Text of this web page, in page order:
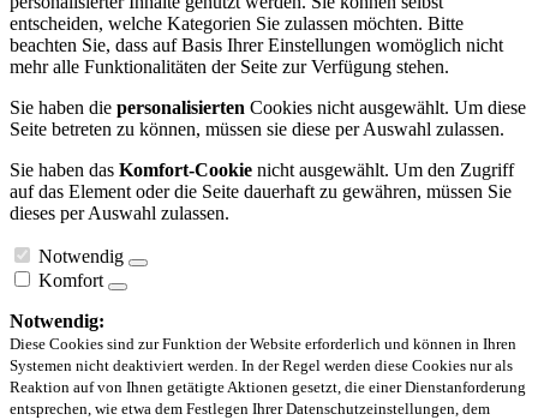
entscheiden, welche Kategorien Sie zulassen möchten. Bitte
beachten Sie, dass auf Basis Ihrer Einstellungen womöglich nicht
mehr alle Funktionalitäten der Seite zur Verfügung stehen.
Sie haben die personalisierten Cookies nicht ausgewählt. Um diese
Seite betreten zu können, müssen sie diese per Auswahl zulassen.
Sie haben das Komfort-Cookie nicht ausgewählt. Um den Zugriff
auf das Element oder die Seite dauerhaft zu gewähren, müssen Sie
dieses per Auswahl zulassen.
Notwendig
Komfort
Notwendig:
Diese Cookies sind zur Funktion der Website erforderlich und können in Ihren
Systemen nicht deaktiviert werden. In der Regel werden diese Cookies nur als
Reaktion auf von Ihnen getätigte Aktionen gesetzt, die einer Dienstanforderung
entsprechen, wie etwa dem Festlegen Ihrer Datenschutzeinstellungen, dem